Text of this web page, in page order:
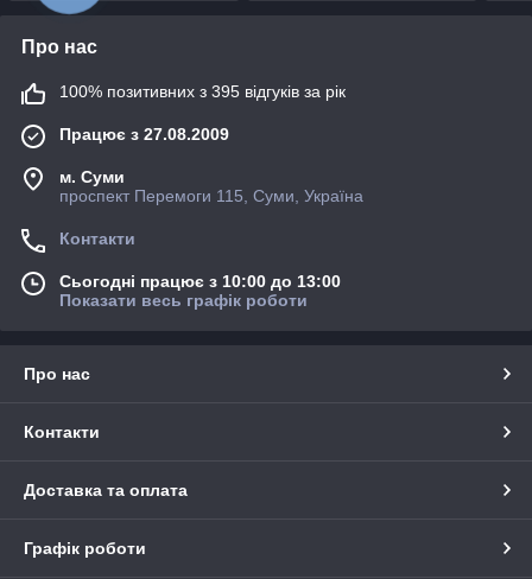
Про нас
100% позитивних з 395 відгуків за рік
Працює з 27.08.2009
м. Суми
проспект Перемоги 115, Суми, Україна
Контакти
Сьогодні працює з 10:00 до 13:00
Показати весь графік роботи
Про нас
Контакти
Доставка та оплата
Графік роботи